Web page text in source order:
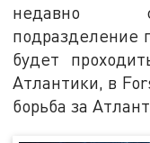
недавно
подразделение
будет
Атлантики, в
борьба за